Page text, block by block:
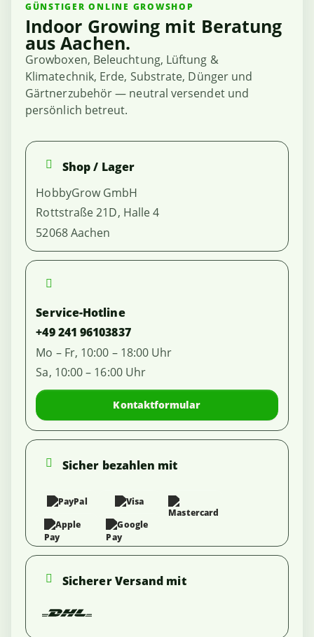
GÜNSTIGER ONLINE GROWSHOP
Indoor Growing mit Beratung
aus Aachen.
Growboxen, Beleuchtung, Lüftung &
Klimatechnik, Erde, Substrate, Dünger und
Gärtnerzubehör — neutral versendet und
persönlich betreut.
Shop / Lager
HobbyGrow GmbH
Rottstraße 21D, Halle 4
52068 Aachen
Service-Hotline
+49 241 96103837
Mo – Fr, 10:00 – 18:00 Uhr
Sa, 10:00 – 16:00 Uhr
Kontaktformular
Sicher bezahlen mit
Sicherer Versand mit